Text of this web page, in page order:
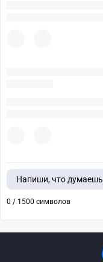
Напиши, что думаешь
0 / 1500 символов